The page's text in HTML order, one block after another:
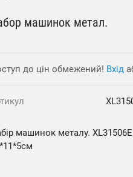
машинок метал.
до цін обмежений! Вхід
машинок металу.